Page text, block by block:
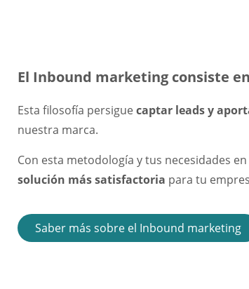
El Inbound marketing consiste
Esta filosofía persigue captar leads y
nuestra marca.
Con esta metodología y tus necesidades
solución más satisfactoria para tu
Saber más sobre el Inbound marketing